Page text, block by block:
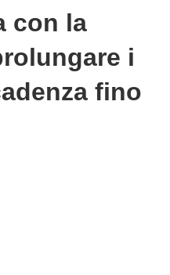
con la
i
fino